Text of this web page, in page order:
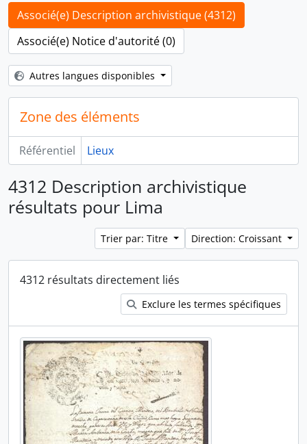
Associé(e) Description archivistique (4312)
Associé(e) Notice d'autorité (0)
Autres langues disponibles
Zone des éléments
Référentiel Lieux
4312 Description archivistique
résultats pour Lima
Trier par: Titre Direction: Croissant
4312 résultats directement liés
Exclure les termes spécifiques